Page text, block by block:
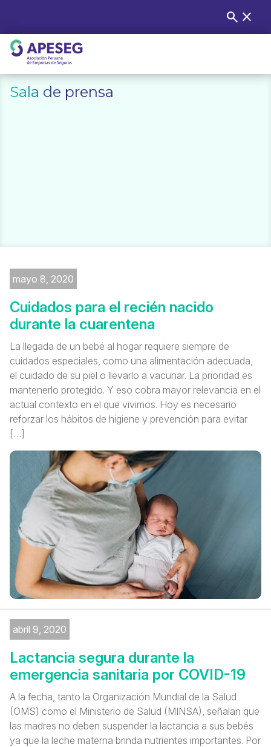
content
Buscar:
search close
APESEG
Sala de prensa
mayo 8, 2020
Cuidados para el recién nacido
durante la cuarentena
La llegada de un bebé al hogar requiere siempre de
cuidados especiales, como una alimentación adecuada,
el cuidado de su piel o llevarlo a vacunar. La prioridad es
mantenerlo protegido. Y eso cobra mayor relevancia en el
actual contexto en el que vivimos. Hoy es necesario
reforzar los hábitos de higiene y prevención para evitar
[…]
abril 9, 2020
Lactancia segura durante la
emergencia sanitaria por COVID-19
A la fecha, tanto la Organización Mundial de la Salud
(OMS) como el Ministerio de Salud (MINSA), señalan que
las madres no deben suspender la lactancia a sus bebés
ya que la leche materna brinda nutrientes importantes. Por